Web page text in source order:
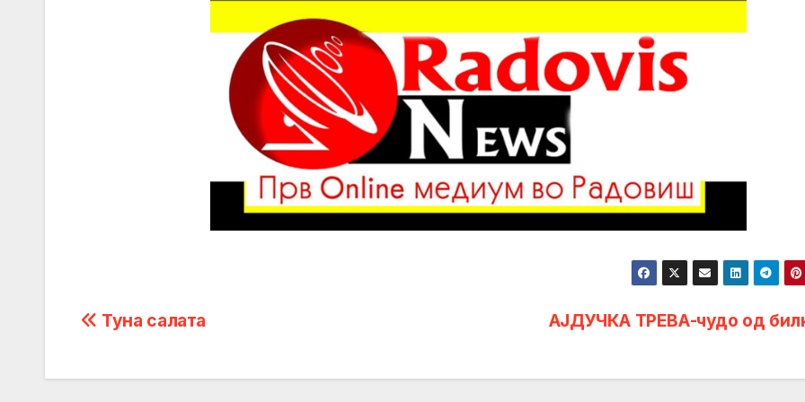
Post
АЈДУЧКА ТРЕВА-чудо од
Туна салата